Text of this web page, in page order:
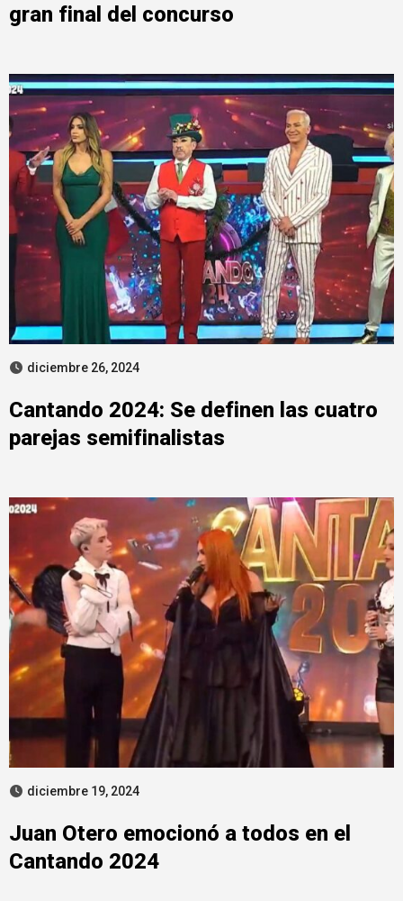
gran final del concurso
diciembre 26, 2024
Cantando 2024: Se definen las cuatro
parejas semifinalistas
diciembre 19, 2024
Juan Otero emocionó a todos en el
Cantando 2024